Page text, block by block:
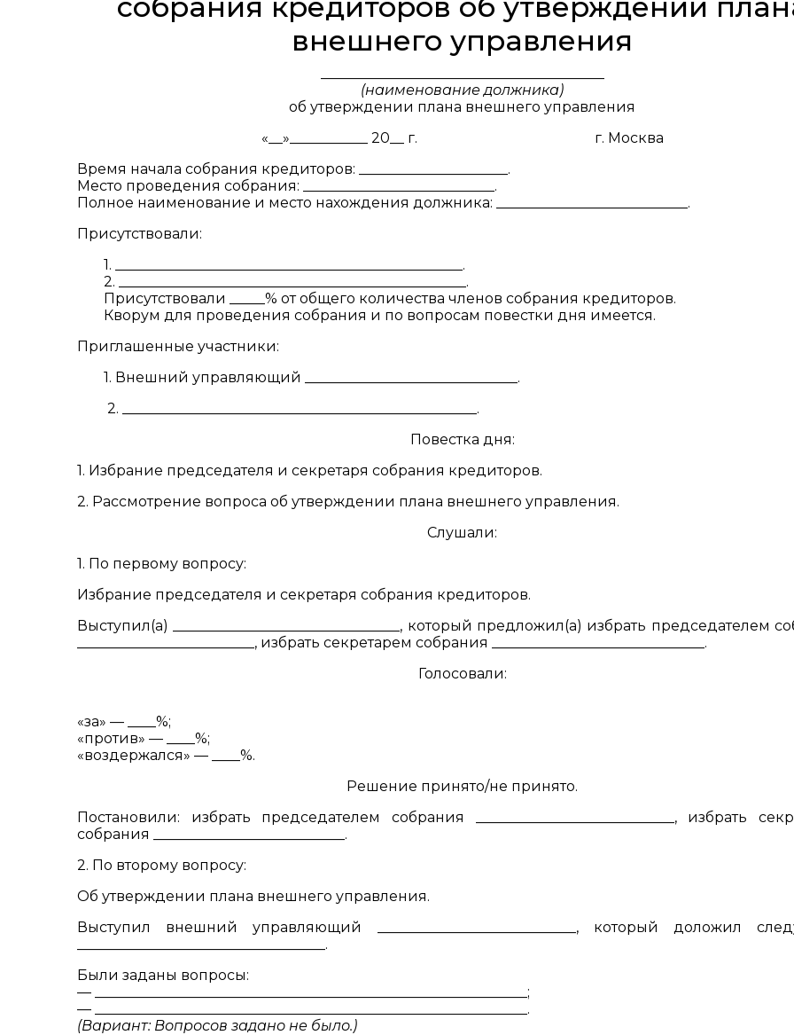
внешнего управления
(наименование должника)
об утверждении плана внешнего управления
«__»___________ 20__ г. г. Москва
Время начала собрания кредиторов: _____________________.
Место проведения собрания: ___________________________.
Полное наименование и место нахождения должника: ___________________________.
Присутствовали:
1. _________________________________________________.
2. _________________________________________________.
Присутствовали _____% от общего количества членов собрания кредиторов.
Кворум для проведения собрания и по вопросам повестки дня имеется.
Приглашенные участники:
1. Внешний управляющий ______________________________.
2. __________________________________________________.
Повестка дня:
1. Избрание председателя и секретаря собрания кредиторов.
2. Рассмотрение вопроса об утверждении плана внешнего управления.
Слушали:
1. По первому вопросу:
Избрание председателя и секретаря собрания кредиторов.
Выступил(а) ________________________________, который предложил(а) избрать председателем
_________________________, избрать секретарем собрания ______________________________.
Голосовали:
«за» — ____%;
«против» — ____%;
«воздержался» — ____%.
Решение принято/не принято.
Постановили: избрать председателем собрания ____________________________, избрать
собрания ___________________________.
2. По второму вопросу:
Об утверждении плана внешнего управления.
Выступил внешний управляющий ____________________________, который доложил
___________________________________.
Были заданы вопросы:
— _____________________________________________________________;
— _____________________________________________________________.
(Вариант: Вопросов задано не было.)